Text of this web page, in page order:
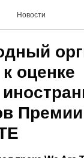
Новости
оценке
Премии